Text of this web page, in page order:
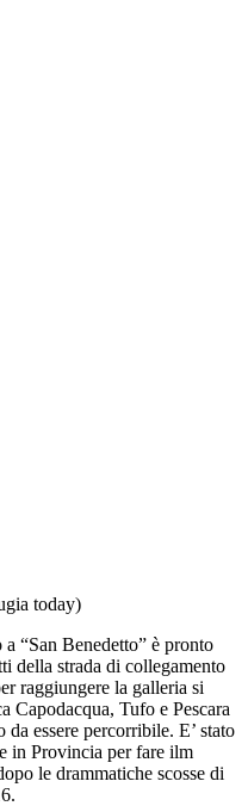
today)
“San Benedetto” è pronto
della strada di collegamento
raggiungere la galleria si
Capodacqua, Tufo e Pescara
essere percorribile. E’ stato
in Provincia per fare ilm
le drammatiche scosse di